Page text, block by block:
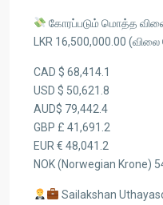
கோரப்படும் மொத்த
LKR 16,500,000.00
CAD $ 68,414.1
USD $ 50,621.8
AUD$ 79,442.4
GBP £ 41,691.2
EUR € 48,041.2
NOK (Norwegian Krone)
Sailakshan